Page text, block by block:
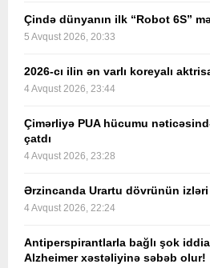
Çində dünyanın ilk “Robot 6S”
5 Avqust 2026, 20:33
2026-cı ilin ən varlı koreyalı
4 Avqust 2026, 23:44
Çimərliyə PUA hücumu
çatdı
4 Avqust 2026, 23:28
Ərzincanda Urartu dövrünün izləri
4 Avqust 2026, 22:24
Antiperspirantlarla bağlı şok
Alzheimer xəstəliyinə səbəb olur!